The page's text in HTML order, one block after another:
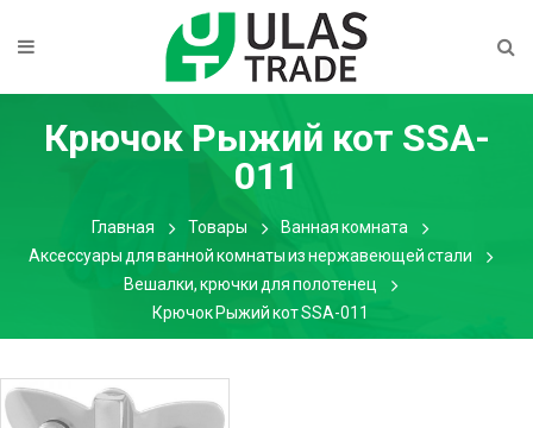
Крючок Рыжий кот SSA-
011
Главная Товары
Ванная комната
Аксессуары для ванной комнаты из нержавеющей стали
Вешалки, крючки для полотенец
Крючок Рыжий кот SSA-011